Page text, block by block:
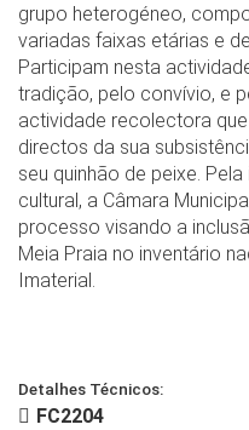
Detalhes Técnicos:
FC2204
grupo heterogéneo,
variadas faixas etárias e
Participam nesta
tradição, pelo convívio, e
actividade recolectora
directos da sua
seu quinhão de peixe.
cultural, a Câmara
processo visando a
Meia Praia no inventário
Imaterial.